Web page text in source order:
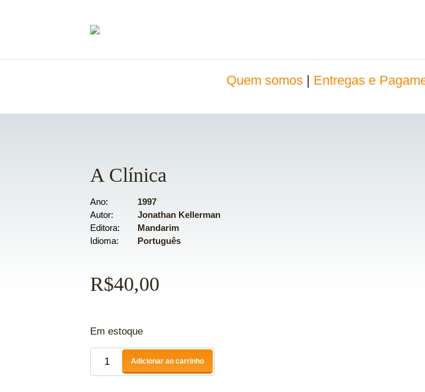
Quem somos Entregas e
A Clínica
Ano
1997
Autor
Jonathan Kellerman
Editora
Mandarim
Idioma
Português
R$40,00
Em estoque
Adicionar ao carrinho